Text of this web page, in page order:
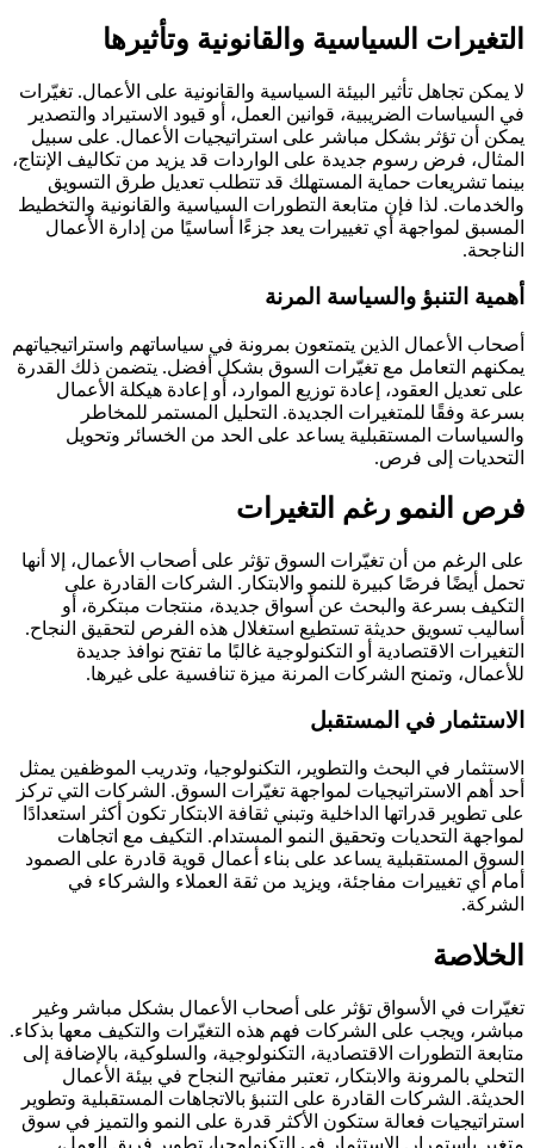
التغيرات السياسية والقانونية وتأثيرها
لا يمكن تجاهل تأثير البيئة السياسية والقانونية على الأعمال. تغيّرات
في السياسات الضريبية، قوانين العمل، أو قيود الاستيراد والتصدير
يمكن أن تؤثر بشكل مباشر على استراتيجيات الأعمال. على سبيل
المثال، فرض رسوم جديدة على الواردات قد يزيد من تكاليف الإنتاج،
بينما تشريعات حماية المستهلك قد تتطلب تعديل طرق التسويق
والخدمات. لذا فإن متابعة التطورات السياسية والقانونية والتخطيط
المسبق لمواجهة أي تغييرات يعد جزءًا أساسيًا من إدارة الأعمال
الناجحة.
أهمية التنبؤ والسياسة المرنة
أصحاب الأعمال الذين يتمتعون بمرونة في سياساتهم واستراتيجياتهم
يمكنهم التعامل مع تغيّرات السوق بشكل أفضل. يتضمن ذلك القدرة
على تعديل العقود، إعادة توزيع الموارد، أو إعادة هيكلة الأعمال
بسرعة وفقًا للمتغيرات الجديدة. التحليل المستمر للمخاطر
والسياسات المستقبلية يساعد على الحد من الخسائر وتحويل
التحديات إلى فرص.
فرص النمو رغم التغيرات
على الرغم من أن تغيّرات السوق تؤثر على أصحاب الأعمال، إلا أنها
تحمل أيضًا فرصًا كبيرة للنمو والابتكار. الشركات القادرة على
التكيف بسرعة والبحث عن أسواق جديدة، منتجات مبتكرة، أو
أساليب تسويق حديثة تستطيع استغلال هذه الفرص لتحقيق النجاح.
التغيرات الاقتصادية أو التكنولوجية غالبًا ما تفتح نوافذ جديدة
للأعمال، وتمنح الشركات المرنة ميزة تنافسية على غيرها.
الاستثمار في المستقبل
الاستثمار في البحث والتطوير، التكنولوجيا، وتدريب الموظفين يمثل
أحد أهم الاستراتيجيات لمواجهة تغيّرات السوق. الشركات التي تركز
على تطوير قدراتها الداخلية وتبني ثقافة الابتكار تكون أكثر استعدادًا
لمواجهة التحديات وتحقيق النمو المستدام. التكيف مع اتجاهات
السوق المستقبلية يساعد على بناء أعمال قوية قادرة على الصمود
أمام أي تغييرات مفاجئة، ويزيد من ثقة العملاء والشركاء في
الشركة.
الخلاصة
تغيّرات في الأسواق تؤثر على أصحاب الأعمال بشكل مباشر وغير
مباشر، ويجب على الشركات فهم هذه التغيّرات والتكيف معها بذكاء.
متابعة التطورات الاقتصادية، التكنولوجية، والسلوكية، بالإضافة إلى
التحلي بالمرونة والابتكار، تعتبر مفاتيح النجاح في بيئة الأعمال
الحديثة. الشركات القادرة على التنبؤ بالاتجاهات المستقبلية وتطوير
استراتيجيات فعالة ستكون الأكثر قدرة على النمو والتميز في سوق
متغير باستمرار. الاستثمار في التكنولوجيا، تطوير فريق العمل،